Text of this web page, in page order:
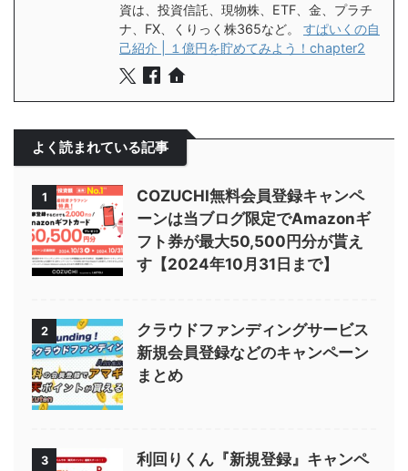
資は、投資信託、現物株、ETF、金、プラチ
ナ、FX、くりっく株365など。 すぱいくの自
己紹介 | １億円を貯めてみよう！chapter2
よく読まれている記事
1
COZUCHI無料会員登録キャンペ
ーンは当ブログ限定でAmazonギ
フト券が最大50,500円分が貰え
す【2024年10月31日まで】
2
クラウドファンディングサービス
新規会員登録などのキャンペーン
まとめ
3
利回りくん『新規登録』キャンペ